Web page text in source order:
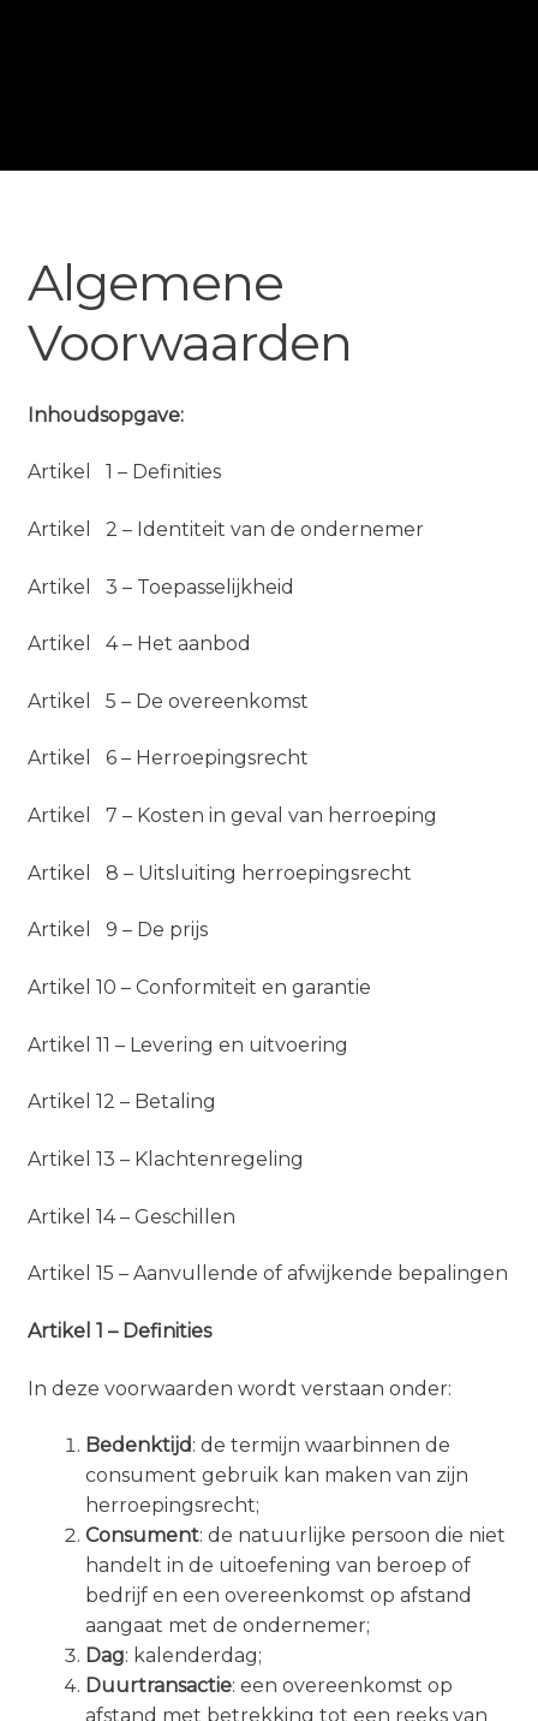
Algemene
Voorwaarden
Inhoudsopgave:
Artikel 1 – Definities
Artikel 2 – Identiteit van de ondernemer
Artikel 3 – Toepasselijkheid
Artikel 4 – Het aanbod
Artikel 5 – De overeenkomst
Artikel 6 – Herroepingsrecht
Artikel 7 – Kosten in geval van herroeping
Artikel 8 – Uitsluiting herroepingsrecht
Artikel 9 – De prijs
Artikel 10 – Conformiteit en garantie
Artikel 11 – Levering en uitvoering
Artikel 12 – Betaling
Artikel 13 – Klachtenregeling
Artikel 14 – Geschillen
Artikel 15 – Aanvullende of afwijkende bepalingen
Artikel 1 – Definities
In deze voorwaarden wordt verstaan onder:
Bedenktijd: de termijn waarbinnen de
consument gebruik kan maken van zijn
herroepingsrecht;
Consument: de natuurlijke persoon die niet
handelt in de uitoefening van beroep of
bedrijf en een overeenkomst op afstand
aangaat met de ondernemer;
Dag: kalenderdag;
Duurtransactie: een overeenkomst op
afstand met betrekking tot een reeks van